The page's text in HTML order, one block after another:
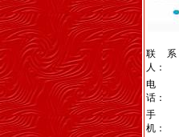
联系
人：
电
话：
手
机：